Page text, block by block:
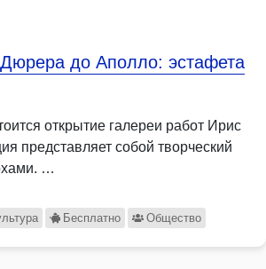
до Аполло: эстафета
открытие галереи работ Ирис
представляет собой творческий
…
Бесплатно Общество